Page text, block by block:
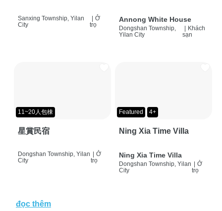
Sanxing Township, Yilan
City
| Ở
trọ
Annong White House
Dongshan Township,
Yilan City
| Khách
sạn
11~20人包棟
星賞民宿
Dongshan Township, Yilan
City
Ở
trọ
Featured 4+
Ning Xia Time Villa
Ning Xia Time Villa
Dongshan Township, Yilan
City
Ở
trọ
đọc thêm